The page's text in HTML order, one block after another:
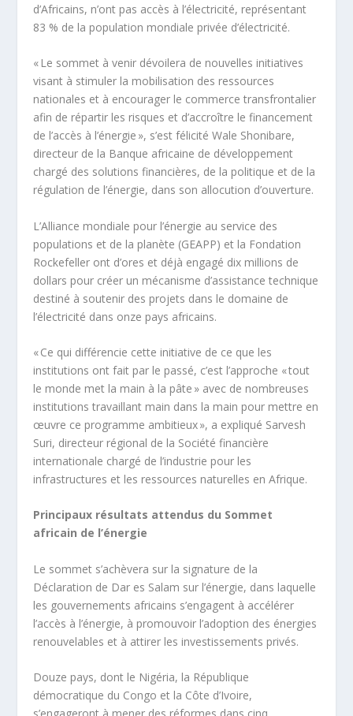
d’Africains, n’ont pas accès à l’électricité, représentant
83 % de la population mondiale privée d’électricité.
« Le sommet à venir dévoilera de nouvelles initiatives
visant à stimuler la mobilisation des ressources
nationales et à encourager le commerce transfrontalier
afin de répartir les risques et d’accroître le financement
de l’accès à l’énergie », s’est félicité Wale Shonibare,
directeur de la Banque africaine de développement
chargé des solutions financières, de la politique et de la
régulation de l’énergie, dans son allocution d’ouverture.
L’Alliance mondiale pour l’énergie au service des
populations et de la planète (GEAPP) et la Fondation
Rockefeller ont d’ores et déjà engagé dix millions de
dollars pour créer un mécanisme d’assistance technique
destiné à soutenir des projets dans le domaine de
l’électricité dans onze pays africains.
« Ce qui différencie cette initiative de ce que les
institutions ont fait par le passé, c’est l’approche « tout
le monde met la main à la pâte » avec de nombreuses
institutions travaillant main dans la main pour mettre en
œuvre ce programme ambitieux », a expliqué Sarvesh
Suri, directeur régional de la Société financière
internationale chargé de l’industrie pour les
infrastructures et les ressources naturelles en Afrique.
Principaux résultats attendus du Sommet
africain de l’énergie
Le sommet s’achèvera sur la signature de la
Déclaration de Dar es Salam sur l’énergie, dans laquelle
les gouvernements africains s’engagent à accélérer
l’accès à l’énergie, à promouvoir l’adoption des énergies
renouvelables et à attirer les investissements privés.
Douze pays, dont le Nigéria, la République
démocratique du Congo et la Côte d’Ivoire,